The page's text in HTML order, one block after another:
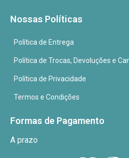
Nossas Políticas
Política de Entrega
Política de Trocas, Devoluções e
Política de Privacidade
Termos e Condições
Formas de Pagamento
A prazo